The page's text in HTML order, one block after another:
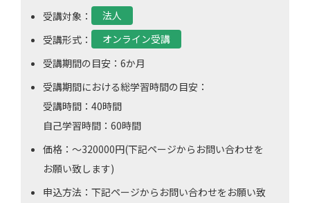
受講対象：
法人
受講形式：
オンライン受講
受講期間の目安：6か月
受講期間における総学習時間の目安：
受講時間：40時間
自己学習時間：60時間
価格：〜320000円(下記ページからお問い合わせを
お願い致します)
申込方法：下記ページからお問い合わせをお願い致